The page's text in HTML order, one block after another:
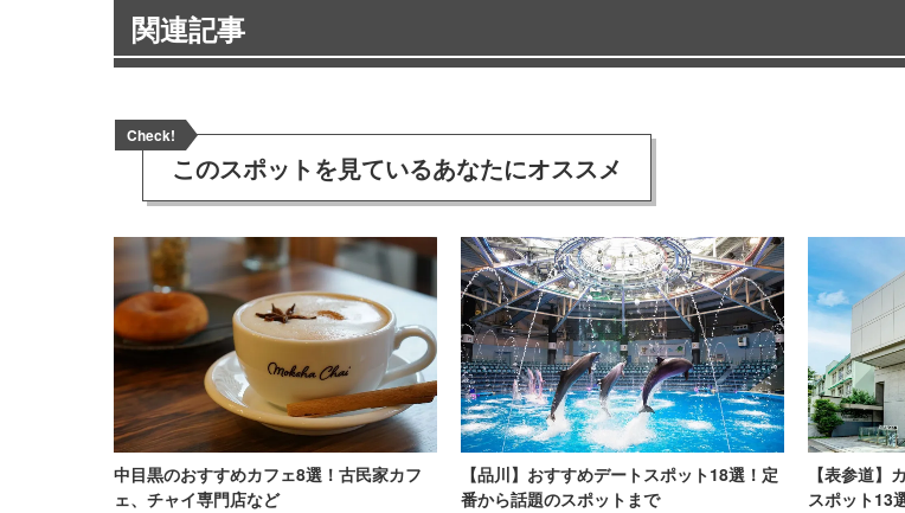
関連記事
Check!
このスポットを見ているあなたにオススメ
中目黒のおすすめカフェ8選！古民家カフ
ェ、チャイ専門店など
【品川】おすすめデートスポット18選！定
番から話題のスポットまで
【表参道】
スポット13